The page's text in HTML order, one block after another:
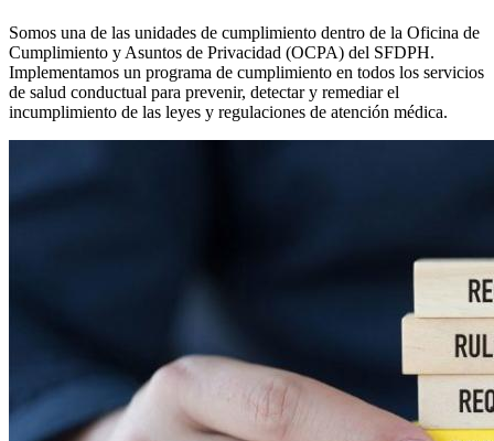
Somos una de las unidades de cumplimiento dentro de la Oficina de
Cumplimiento y Asuntos de Privacidad (OCPA) del SFDPH.
Implementamos un programa de cumplimiento en todos los servicios
de salud conductual para prevenir, detectar y remediar el
incumplimiento de las leyes y regulaciones de atención médica.